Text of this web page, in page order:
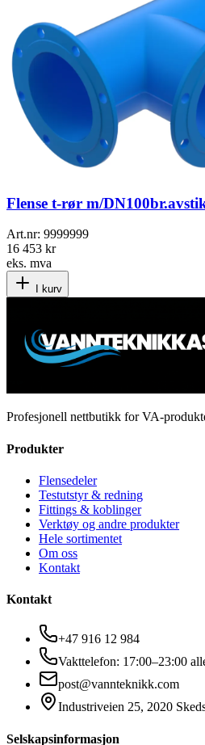
Flense t-rør m/
Art.nr: 9999999
16 453 kr
eks. mva
I kurv
Profesjonell nettbutikk for VA-
Produkter
Flensedeler
Testutstyr & redning
Fittings & koblinger
Verktøy og andre produkter
Hele sortimentet
Om oss
Kontakt
Kontakt
+47 916 12 984
Vakttelefon: 17:00–23:00
post@vannteknikk.com
Industriveien 25, 2020
Selskapsinformasjon